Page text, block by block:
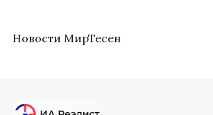
Новости МирТесен